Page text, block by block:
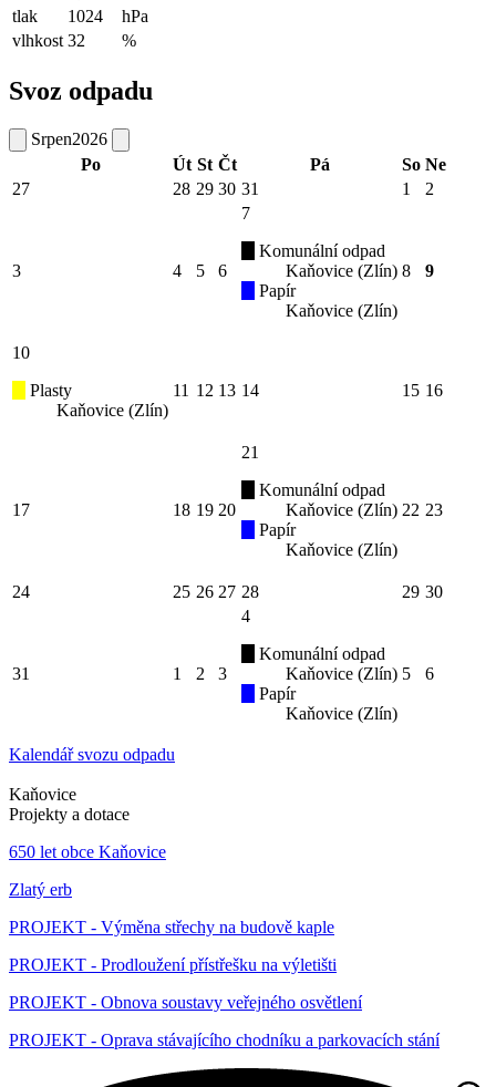
tlak
1024
hPa
vlhkost 32 %
Svoz odpadu
Srpen2026
Po
Út St Čt Pá So Ne
27
28 29 30 31 1 2
3 4 5 6
7
Komunální odpad
Kaňovice (Zlín)
Papír
Kaňovice (Zlín)
8 9
10
Plasty
Kaňovice (Zlín)
11 12 13 14 15 16
17 18 19 20
21
Komunální odpad
Kaňovice (Zlín)
Papír
Kaňovice (Zlín)
22 23
24 25 26 27 28 29 30
31 1 2 3
4
Komunální odpad
Kaňovice (Zlín)
Papír
Kaňovice (Zlín)
5 6
Kalendář svozu odpadu
Kaňovice
Projekty a dotace
650 let obce Kaňovice
Zlatý erb
PROJEKT - Výměna střechy na budově kaple
PROJEKT - Prodloužení přístřešku na výletišti
PROJEKT - Obnova soustavy veřejného osvětlení
PROJEKT - Oprava stávajícího chodníku a parkovacích stání